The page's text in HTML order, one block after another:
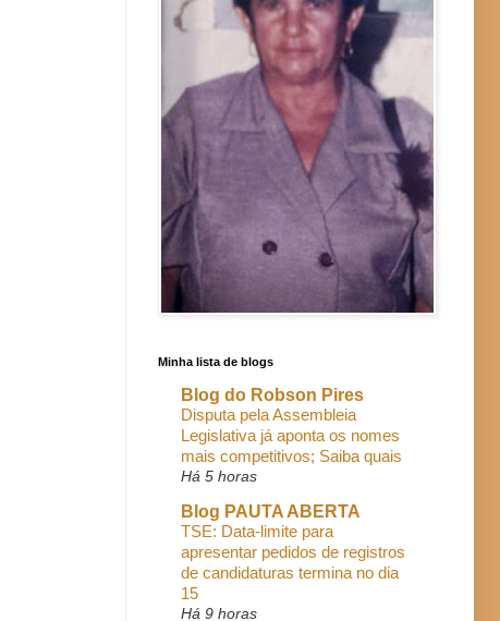
Minha lista de blogs
Blog do Robson Pires
Disputa pela Assembleia
Legislativa já aponta os nomes
mais competitivos; Saiba quais
Há 5 horas
Blog PAUTA ABERTA
TSE: Data-limite para
apresentar pedidos de registros
de candidaturas termina no dia
15
Há 9 horas